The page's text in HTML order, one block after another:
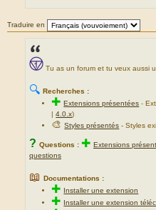
Traduire en
Tu as un forum et tu veux aussi
🔍 Recherches :
✚Extensions présentées -
|4.0.x)
🎨Styles présentés - Styles
? Questions : ✚ Extensions
questions
📖 Documentations :
✚ Installer une extension
✚ Installer une extension